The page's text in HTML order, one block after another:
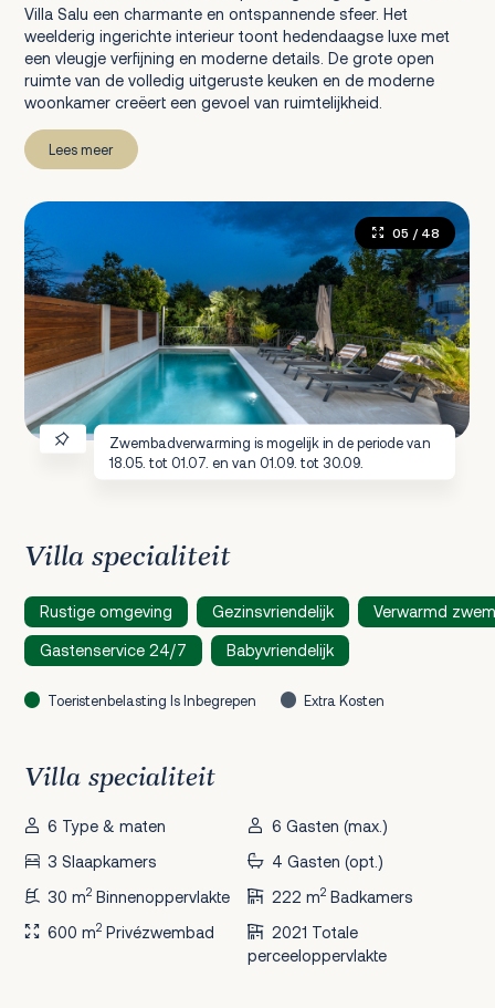
Villa Salu een charmante en ontspannende sfeer. Het
weelderig ingerichte interieur toont hedendaagse luxe met
een vleugje verfijning en moderne details. De grote open
ruimte van de volledig uitgeruste keuken en de moderne
woonkamer creëert een gevoel van ruimtelijkheid.
Lees meer
Zwembadverwarming is mogelijk in de periode van
18.05. tot 01.07. en van 01.09. tot 30.09.
05 / 48
Villa specialiteit
Rustige omgeving Gezinsvriendelijk Verwarmd
Gastenservice 24/7 Babyvriendelijk
Toeristenbelasting Is Inbegrepen Extra Kosten
Villa specialiteit
6 Type & maten
6 Gasten (max.)
3 Slaapkamers
4 Gasten (opt.)
30 m2 Binnenoppervlakte 222 m2Badkamers
600 m2 Privézwembad
2021 Totale
perceeloppervlakte